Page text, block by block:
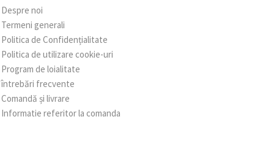
Despre noi
Termeni generali
Politica de Confidențialitate
Politica de utilizare cookie-uri
Program de loialitate
întrebări frecvente
Comandă și livrare
Informatie referitor la comanda